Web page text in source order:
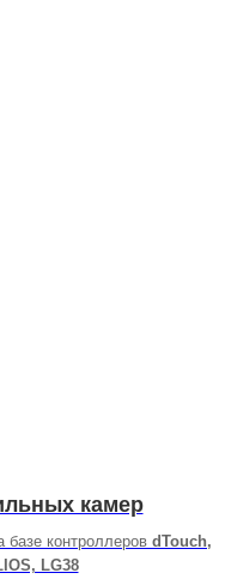
камер
базе контроллеров dTouch,
LG38